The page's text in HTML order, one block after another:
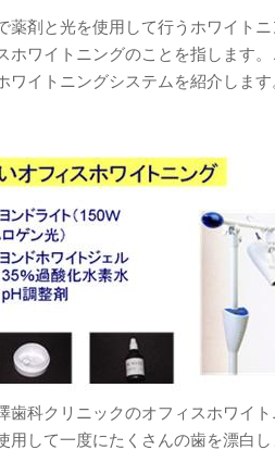
薬剤と光を使用して行うホワイト
ホワイトニングのことを指します
ワイトニングシステムを紹介します
歯科クリニックのオフィスホワイ
用して一度にたくさんの歯を漂白し